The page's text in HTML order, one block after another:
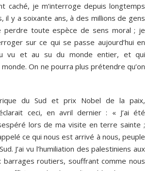
caché, je m‘interroge depuis longtemps
il y a soixante ans, à des millions de gens
perdre toute espèce de sens moral ; je
sur ce qui se passe aujourd’hui en
vu et au su du monde entier, et qui
On ne pourra plus prétendre qu’on
du Sud et prix Nobel de la paix,
ceci, en avril dernier : « J’ai été
lors de ma visite en terre sainte ;
ce qui nous est arrivé à nous, peuple
J’ai vu l’humiliation des palestiniens aux
barrages routiers, souffrant comme nous